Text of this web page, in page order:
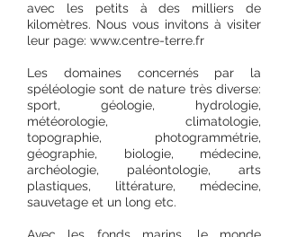
avec les petits à des milliers de
kilomètres. Nous vous invitons à visiter
leur page: www.centre-terre.fr
Les domaines concernés par la
spéléologie sont de nature très diverse:
sport, géologie, hydrologie,
météorologie, climatologie,
topographie, photogrammétrie,
géographie, biologie, médecine,
archéologie, paléontologie, arts
plastiques, littérature, médecine,
sauvetage et un long etc.